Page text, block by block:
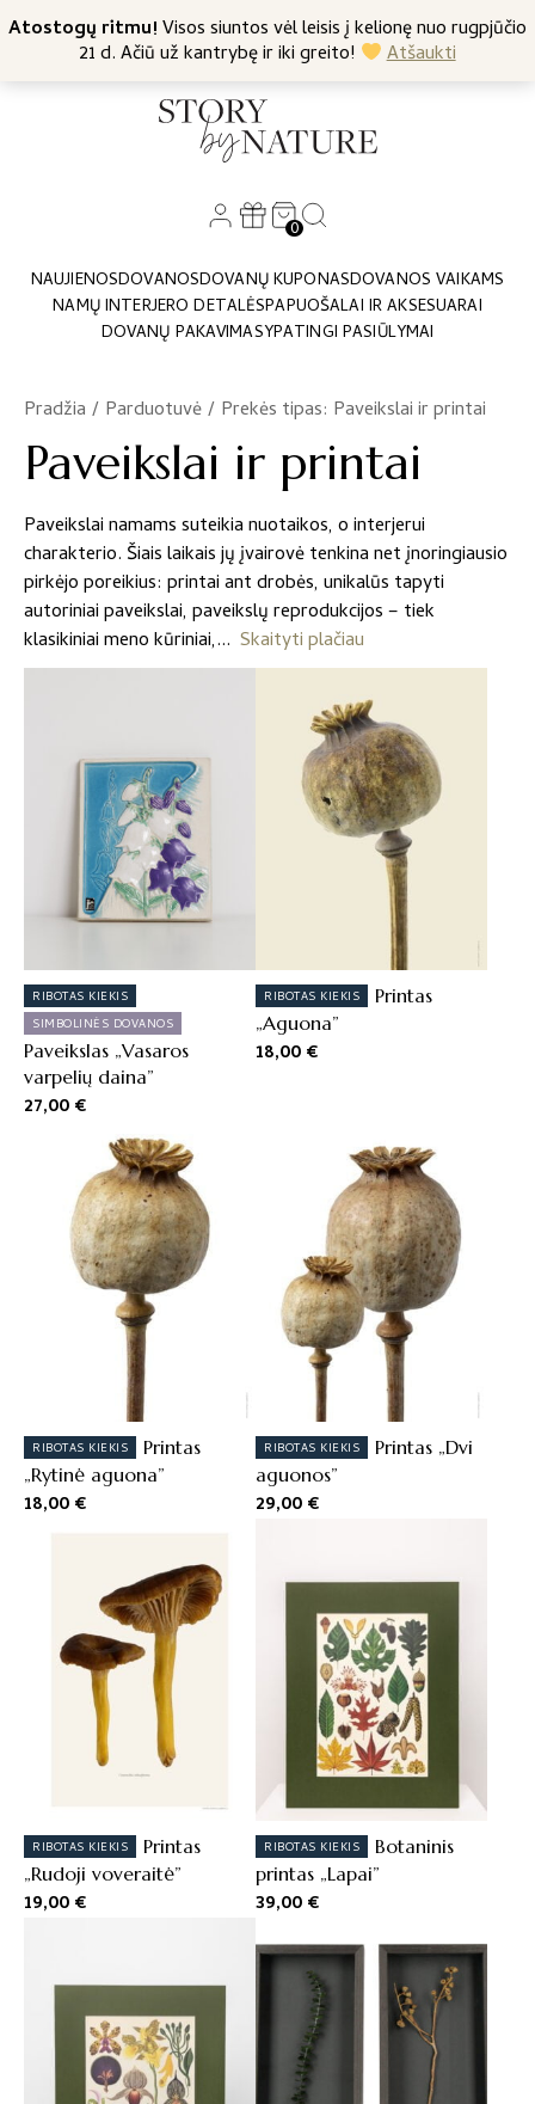
Atostogų ritmu!Visos siuntos vėl leisis į kelionę nuo rugpjūčio
21 d. Ačiū už kantrybę ir iki greito!
Atšaukti
Nemokamas siuntimas nuo 45 Eur +370 682 57369
0
NAUJIENOSDOVANOSDOVANŲ KUPONASDOVANOS VAIKAMS
NAMŲ INTERJERO DETALĖSPAPUOŠALAI IR AKSESUARAI
DOVANŲ PAKAVIMASYPATINGI PASIŪLYMAI
Pradžia / Parduotuvė/ Prekės tipas: Paveikslai ir printai
Paveikslai ir printai
Paveikslai namams suteikia nuotaikos, o interjerui
charakterio. Šiais laikais jų įvairovė tenkina net įnoringiausio
pirkėjo poreikius: printai ant drobės, unikalūs tapyti
autoriniai paveikslai, paveikslų reprodukcijos – tiek
klasikiniai meno kūriniai,
Skaityti plačiau
RIBOTAS KIEKIS
SIMBOLINĖS DOVANOS
Paveikslas „Vasaros
varpelių daina”
27,00€
RIBOTAS KIEKIS
Printas
„Aguona”
18,00€
RIBOTAS KIEKIS
Printas
„Rytinė aguona”
18,00€
RIBOTAS KIEKIS
Printas „Dvi
aguonos”
29,00€
RIBOTAS KIEKIS
Printas
„Rudoji voveraitė”
19,00€
RIBOTAS KIEKIS
Botaninis
printas „Lapai”
39,00€